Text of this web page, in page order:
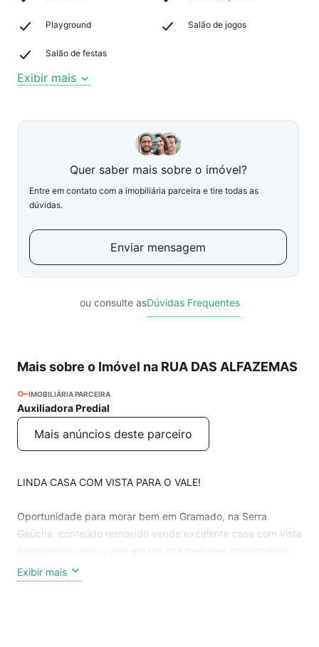
Playground Salão de jogos
Salão de festas
Exibir mais
Quer saber mais sobre o imóvel?
Entre em contato com a imobiliária parceira e tire todas as
dúvidas.
Enviar mensagem
ou consulte asDúvidas Frequentes
Mais sobre o Imóvel na RUA DAS ALFAZEMAS
IMOBILIÁRIA PARCEIRA
Auxiliadora Predial
Mais anúncios deste parceiro
LINDA CASA COM VISTA PARA O VALE!
Oportunidade para morar bem em Gramado, na Serra
Gaúcha. conteúdo removido vende excelente casa com vista
da cidade de Gramado.
Casa conta com quatro suítes, lavabo, cozinha americana
Exibir mais